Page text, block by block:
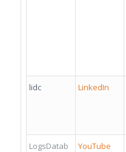
lidc LinkedIn
LogsDatab
YouTube